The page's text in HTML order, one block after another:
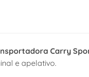
Carry
e apelativo.